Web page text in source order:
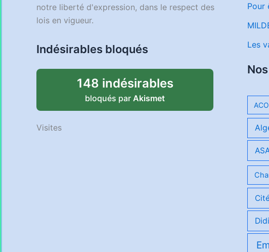
notre liberté d'expression, dans le respect des
lois en vigueur.
Indésirables bloqués
148 indésirables
bloqués par Akismet
Visites
Pour
Les